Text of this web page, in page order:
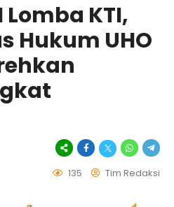
KTI,
Hukum UHO
135 Tim Redaksi